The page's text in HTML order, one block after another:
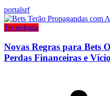
portalsrf
Tecnologia
Novas Regras para Bets
Perdas Financeiras e Vício